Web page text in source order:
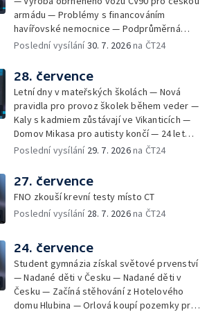
Mistryně světa Kneblová zpět v Olomouci —
Mobilní kurníky pomáhají s kvalitou půdy —
Výběr ze sociálních sítí ČT — Nové varhany v
Rudě u Rýmařova
armádu — Problémy s financováním
havířovské nemocnice — Podprůměrná
návštěvnost koupališť v červenci — Do
Nedostatek krve v transfuzních stanicích —
Spor kvůli novému chodníku na Keprník —
Olomoucké shakespearovské léto
Poslední vysílání30. 7. 2026na ČT24
28. července
Letní dny v mateřských školách — Nová
pravidla pro provoz školek během veder —
Kaly s kadmiem zůstávají ve Vikanticích —
Domov Mikasa pro autisty končí — 24 let
vězení za zapálení ženy — Kybernetický
Gorol se chystá na festival — Nová
cyklostezka až na Slovensko — AI pomáhá
při endoskopii — Výběr ze sociálních sítí ČT
— Zemřela baletka Vlasta Pavelcová —
Jičíně
Poslední vysílání 29. 7. 2026na ČT24
27. července
FNO zkouší krevní testy místo CT
Poslední vysílání 28. 7. 2026na ČT24
24. července
Student gymnázia získal světové prvenství
— Nadané děti v Česku — Nadané děti v
Česku — Začíná stěhování z Hotelového
domu Hlubina — Orlová koupí pozemky pro